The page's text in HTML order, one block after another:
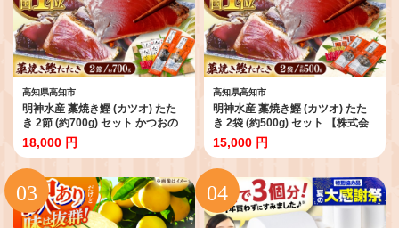
高知県高知市
明神水産 藁焼き鰹 (カツオ) たた
き 2節 (約700g) セット かつおの
たたき カツオのたたき 鰹のたた
き 鰹 おすすめ 藁焼き わら焼き わ
らやき 刺身 新鮮 一本釣り 高知 人
気 鮮度抜群 海鮮 【株式会社 四国
健商】 [ATAF029]
18,000 円
高知県高知市
明神水産 藁焼き鰹 (カツオ) たた
き 2袋 (約500g) セット 【株式会
社 四国健商】 [ATAF047] かつお
のたたき カツオのたたき 鰹のた
たき おすすめ 藁焼き わら焼き わ
らやき 高知
15,000 円